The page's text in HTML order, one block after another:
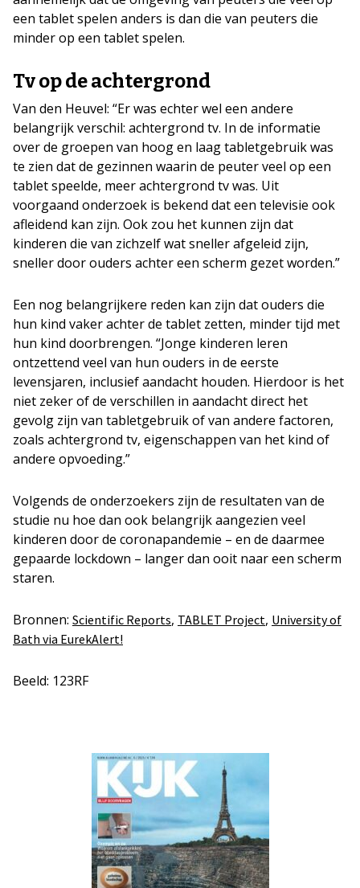
een tablet spelen anders is dan die van peuters die
minder op een tablet spelen.
Tv op de achtergrond
Van den Heuvel: “Er was echter wel een andere
belangrijk verschil: achtergrond tv. In de informatie
over de groepen van hoog en laag tabletgebruik was
te zien dat de gezinnen waarin de peuter veel op een
tablet speelde, meer achtergrond tv was. Uit
voorgaand onderzoek is bekend dat een televisie ook
afleidend kan zijn. Ook zou het kunnen zijn dat
kinderen die van zichzelf wat sneller afgeleid zijn,
sneller door ouders achter een scherm gezet worden.”
Een nog belangrijkere reden kan zijn dat ouders die
hun kind vaker achter de tablet zetten, minder tijd met
hun kind doorbrengen. “Jonge kinderen leren
ontzettend veel van hun ouders in de eerste
levensjaren, inclusief aandacht houden. Hierdoor is het
niet zeker of de verschillen in aandacht direct het
gevolg zijn van tabletgebruik of van andere factoren,
zoals achtergrond tv, eigenschappen van het kind of
andere opvoeding.”
Volgends de onderzoekers zijn de resultaten van de
studie nu hoe dan ook belangrijk aangezien veel
kinderen door de coronapandemie – en de daarmee
gepaarde lockdown – langer dan ooit naar een scherm
staren.
Bronnen: Scientific Reports, TABLET Project, University of
Bath via EurekAlert!
Beeld: 123RF